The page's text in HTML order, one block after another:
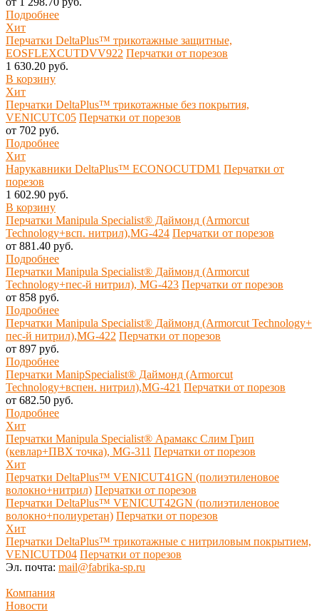
Подробнее
Хит
Перчатки DeltaPlus™ трикотажные защитные,
EOSFLEXCUTDVV922 Перчатки от порезов
1 630.20 руб.
В корзину
Хит
Перчатки DeltaPlus™ трикотажные без покрытия,
VENICUTC05 Перчатки от порезов
от 702 руб.
Подробнее
Хит
Нарукавники DeltaPlus™ ECONOCUTDM1 Перчатки от
порезов
1 602.90 руб.
В корзину
Перчатки Manipula Specialist® Даймонд (Armorcut
Technology+всп. нитрил),MG-424 Перчатки от порезов
от 881.40 руб.
Подробнее
Перчатки Manipula Specialist® Даймонд (Armorcut
Technology+пес-й нитрил), MG-423 Перчатки от порезов
от 858 руб.
Подробнее
Перчатки Manipula Specialist® Даймонд (Armorcut Technology+
пес-й нитрил),MG-422 Перчатки от порезов
от 897 руб.
Подробнее
Перчатки ManipSpecialist® Даймонд (Armorcut
Technology+вспен. нитрил),MG-421 Перчатки от порезов
от 682.50 руб.
Подробнее
Хит
Перчатки Manipula Specialist® Арамакс Слим Грип
(кевлар+ПВХ точка), MG-311 Перчатки от порезов
Хит
Перчатки DeltaPlus™ VENICUT41GN (полиэтиленовое
волокно+нитрил) Перчатки от порезов
Перчатки DeltaPlus™ VENICUT42GN (полиэтиленовое
волокно+полиуретан) Перчатки от порезов
Хит
Перчатки DeltaPlus™ трикотажные с нитриловым покрытием,
VENICUTD04 Перчатки от порезов
Эл. почта: mail@fabrika-sp.ru
Компания
Новости